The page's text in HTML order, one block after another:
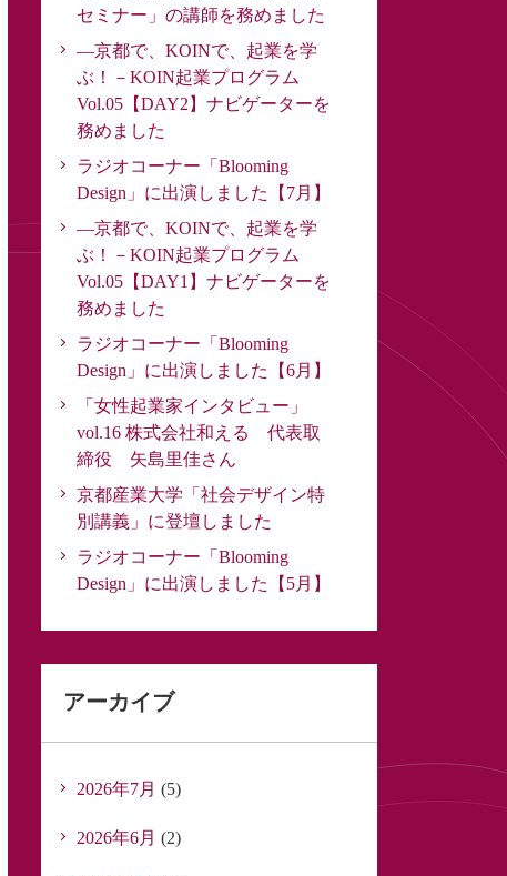
セミナー」の講師を務めました
―京都で、KOINで、起業を学
ぶ！－KOIN起業プログラム
Vol.05【DAY2】ナビゲーターを
務めました
ラジオコーナー「Blooming
Design」に出演しました【7月】
―京都で、KOINで、起業を学
ぶ！－KOIN起業プログラム
Vol.05【DAY1】ナビゲーターを
務めました
ラジオコーナー「Blooming
Design」に出演しました【6月】
「女性起業家インタビュー」
vol.16 株式会社和える 代表取
締役 矢島里佳さん
京都産業大学「社会デザイン特
別講義」に登壇しました
ラジオコーナー「Blooming
Design」に出演しました【5月】
アーカイブ
2026年7月 (5)
2026年6月 (2)